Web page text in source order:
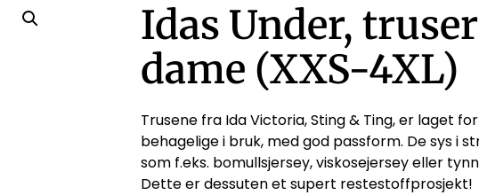
Idas Under,
dame (XXS-4XL)
Trusene fra Ida Victoria, Sting & Ting, er laget
behagelige i bruk, med god passform. De sys i
som f.eks. bomullsjersey, viskosejersey eller
Dette er dessuten et supert restestoffprosjekt!